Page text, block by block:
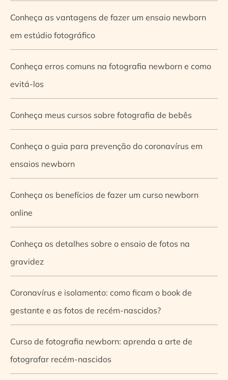
Conheça as vantagens de fazer um ensaio newborn
em estúdio fotográfico
Conheça erros comuns na fotografia newborn e como
evitá-los
Conheça meus cursos sobre fotografia de bebês
Conheça o guia para prevenção do coronavírus em
ensaios newborn
Conheça os benefícios de fazer um curso newborn
online
Conheça os detalhes sobre o ensaio de fotos na
gravidez
Coronavírus e isolamento: como ficam o book de
gestante e as fotos de recém-nascidos?
Curso de fotografia newborn: aprenda a arte de
fotografar recém-nascidos